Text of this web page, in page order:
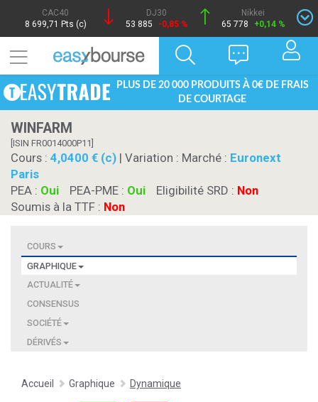
CAC40
8 699,71 Pts (c)
DJ30
53 885
-0,85 %
Nikkei
65 778
+0,14 %
PLUS DE 20 000 PRODUITS À 0€ DE FRAIS
DE COURTAGE
WINFARM
[ISIN FR0014000P11]
Cours : 4,0400 € (c) | Variation : Marché : Euronext
Paris
PEA : Oui PEA-PME : Oui Eligibilité SRD : Non
Soumis à la TTF : Non
COURS
GRAPHIQUE
ACTUALITÉ
CONSENSUS
SOCIÉTÉ
DÉRIVÉS
Accueil Graphique Dynamique